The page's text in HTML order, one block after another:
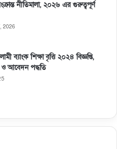
নীতিমালা, ২০২৬ এর গুরুত্বপূর্ণ
2026
ব্যাংক শিক্ষা বৃত্তি ২০২৪ বিজ্ঞপ্তি,
আবেদন পদ্ধতি